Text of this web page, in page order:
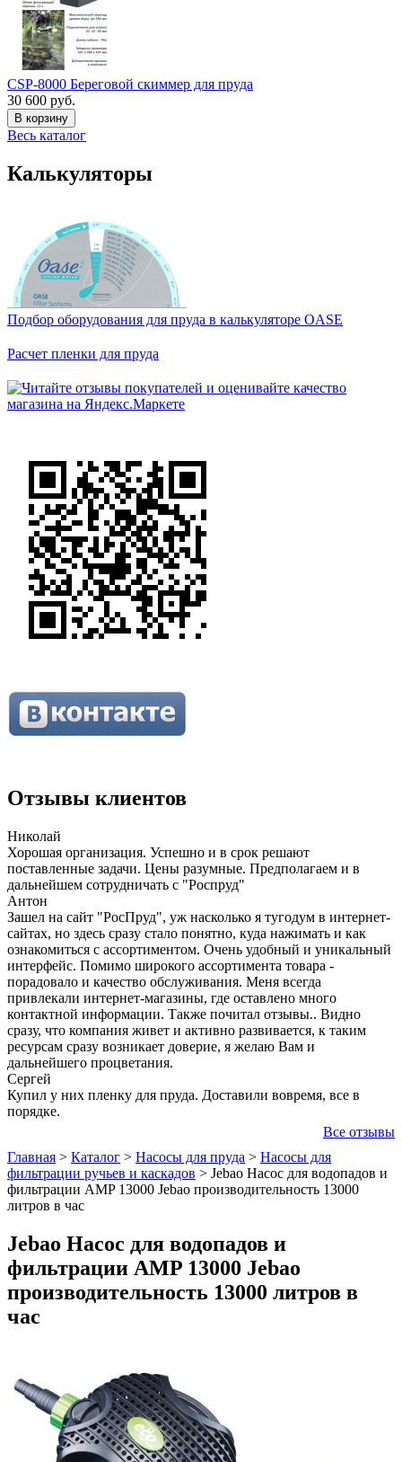
CSP-8000 Береговой скиммер для пруда
30 600 руб.
В корзину
Весь каталог
Калькуляторы
Подбор оборудования для пруда в калькуляторе OASE
Расчет пленки для пруда
Отзывы клиентов
Николай
Хорошая организация. Успешно и в срок решают
поставленные задачи. Цены разумные. Предполагаем и в
дальнейшем сотрудничать с "Роспруд"
Антон
Зашел на сайт "РосПруд", уж насколько я тугодум в интернет-
сайтах, но здесь сразу стало понятно, куда нажимать и как
ознакомиться с ассортиментом. Очень удобный и уникальный
интерфейс. Помимо широкого ассортимента товара -
порадовало и качество обслуживания. Меня всегда
привлекали интернет-магазины, где оставлено много
контактной информации. Также почитал отзывы.. Видно
сразу, что компания живет и активно развивается, к таким
ресурсам сразу возникает доверие, я желаю Вам и
дальнейшего процветания.
Сергей
Купил у них пленку для пруда. Доставили вовремя, все в
порядке.
Все отзывы
Главная > Каталог > Насосы для пруда > Насосы для
фильтрации ручьев и каскадов > Jebao Насос для водопадов и
фильтрации AMP 13000 Jebao производительность 13000
литров в час
Jebao Насос для водопадов и
фильтрации AMP 13000 Jebao
производительность 13000 литров в
час